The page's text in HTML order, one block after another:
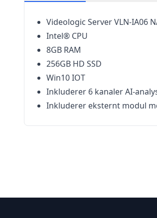
Videologic Server VLN-IA06
Intel® CPU
8GB RAM
256GB HD SSD
Win10 IOT
Inkluderer 6 kanaler AI-
Inkluderer eksternt modul